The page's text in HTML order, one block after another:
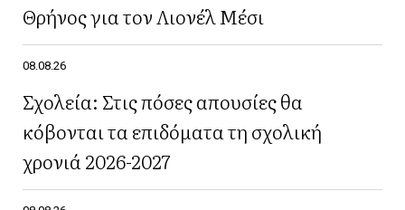
Θρήνος για τον Λιονέλ Μέσι
08.08.26
Σχολεία: Στις πόσες απουσίες θα
κόβονται τα επιδόματα τη σχολική
χρονιά 2026-2027